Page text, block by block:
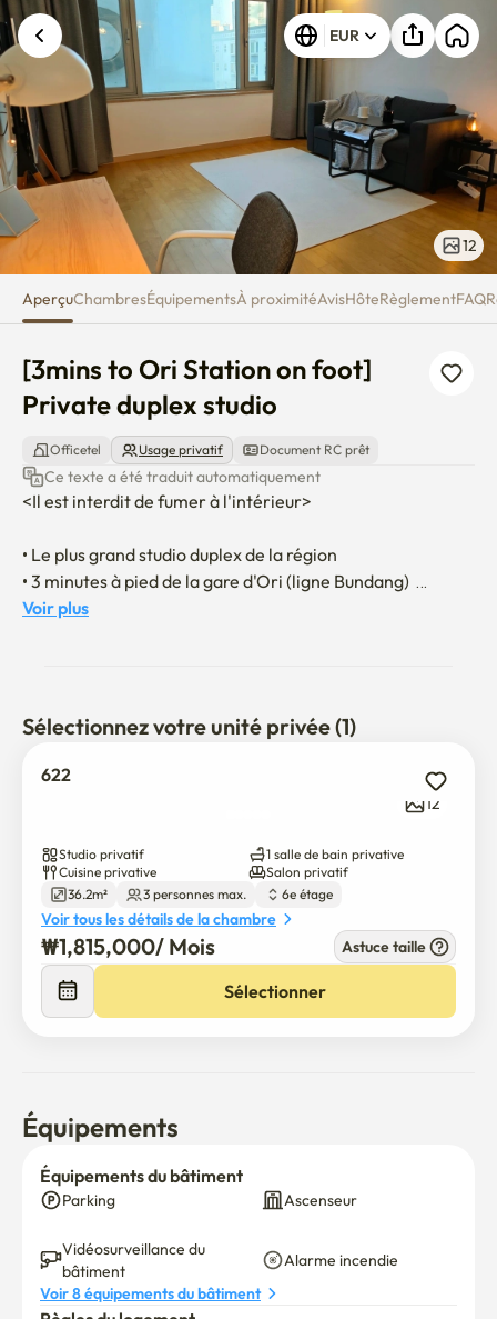
[3mins to Ori Station on foot]
EUR
12
AperçuChambresÉquipementsÀ proximitéAvisHôteRèglementFAQ
[3mins to Ori Station on foot]
Private duplex studio
Officetel Usage privatif Document RC prêt
Ce texte a été traduit automatiquement
<Il est interdit de fumer à l'intérieur>
• Le plus grand studio duplex de la région
• 3 minutes à pied de la gare d'Ori (ligne Bundang)
• 5 minutes à pied et 15 minutes en bus jusqu'à l'université
• Lit Queen, lit simple et canapé-lit
• Matelas à ressort de poche de qualité
• Télévision de 55 pouces avec chaînes coréennes.
• Magasins, épiceries et divertissements à proximité :
Hanaro Mart, Daiso et CGV
• Dépanneur situé au premier étage de l'immeuble
• Emplacement idéal pour marcher ou faire du vélo le long
du ruisseau Tancheon
• N'hésitez pas à nous contacter quand vous voulez !
Voir plus
Sélectionnez votre unité privée (1)
622
12
Studio privatif
1 salle de bain privative
Cuisine privative
Salon privatif
36.2m²
3 personnes max. 6e étage
Voir tous les détails de la chambre
₩1,815,000/ Mois Astuce taille
Sélectionner
Équipements
Équipements du bâtiment
Parking Ascenseur
Vidéosurveillance du
bâtiment
Alarme incendie
Voir 8 équipements du bâtiment